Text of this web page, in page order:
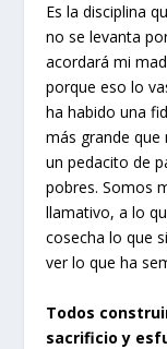
Es la disciplina
no se levanta
acordará mi
porque eso lo
ha habido una
más grande que
un pedacito de
pobres. Somos
llamativo, a lo
cosecha lo que
ver lo que ha
Todos
sacrificio y